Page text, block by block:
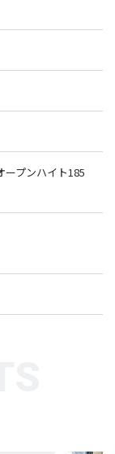
ープンハイト185